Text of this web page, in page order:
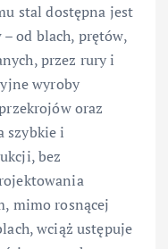
stal dostępna jest
od blach, prętów,
przez rury i
wyroby
oraz
szybkie i
bez
mimo rosnącej
wciąż ustępuje